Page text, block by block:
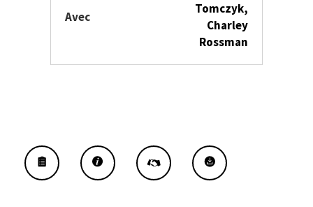
Avec
Tomczyk,
Charley
Rossman